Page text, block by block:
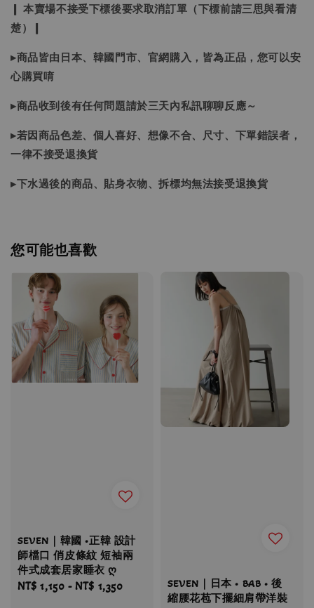
❙ 本賣場不接受下標後要求取消訂單（下標前請三思與看清
楚）❙
▸商品皆由日本、韓國門市、官網購入，皆為正品，您可以安
心購買唷
▸商品收到後有任何問題請於三天內私訊聊聊反應～
▸若因商品色差、個人喜好、想像不合、尺寸、下單錯誤者，
一律不接受退換貨
▸下水過後的商品、貼身衣物、拆標均無法接受退換貨
您可能也喜歡
SEVEN｜韓國 •正韓 設計
師檔口 俏皮條紋 短袖兩
件式成套居家睡衣 ღ
Regular
NT$ 1,150 -NT$ 1,350
SEVEN｜日本 • BAB • 後
縮腰花苞下擺細肩帶洋裝